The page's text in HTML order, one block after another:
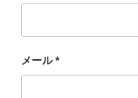
メール*